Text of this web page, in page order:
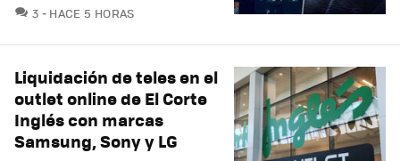
3 COMENTARIOS
HACE 5 HORAS
Liquidación de teles en el
outlet online de El Corte
Inglés con marcas
Samsung, Sony y LG